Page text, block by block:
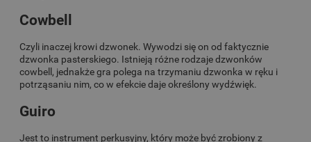
Cowbell
Czyli inaczej krowi dzwonek. Wywodzi się on od faktycznie
dzwonka pasterskiego. Istnieją różne rodzaje dzwonków
cowbell, jednakże gra polega na trzymaniu dzwonka w ręku i
potrząsaniu nim, co w efekcie daje określony wydźwięk.
Guiro
Jest to instrument perkusyjny, który może być zrobiony z